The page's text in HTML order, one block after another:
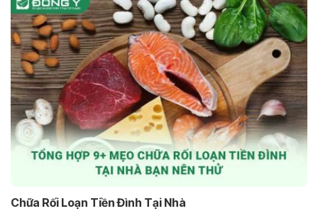
Chữa Rối Loạn Tiền Đình Tại Nhà